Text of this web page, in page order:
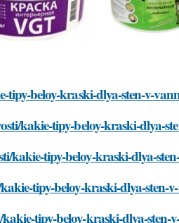
tipy-beloy-kraski-dlya-sten-v-
kakie-tipy-beloy-kraski-dlya-
kakie-tipy-beloy-kraski-dlya-
tipy-beloy-kraski-dlya-sten-
tipy-beloy-kraski-dlya-sten-